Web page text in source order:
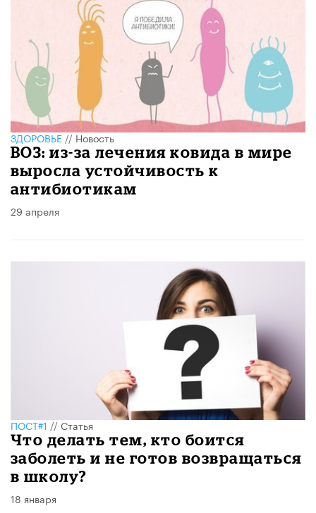
ЗДОРОВЬЕ//Новость
ВОЗ: из-за лечения ковида в мире
выросла устойчивость к
антибиотикам
29 апреля
ПОСТ#1//Статья
Что делать тем, кто боится
заболеть и не готов возвращаться
в школу?
18 января